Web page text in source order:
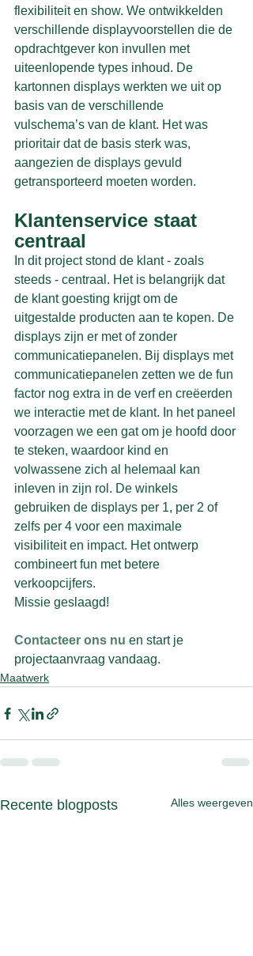
flexibiliteit en show. We ontwikkelden
verschillende displayvoorstellen die de
opdrachtgever kon invullen met
uiteenlopende types inhoud. De
kartonnen displays werkten we uit op
basis van de verschillende
vulschema’s van de klant. Het was
prioritair dat de basis sterk was,
aangezien de displays gevuld
getransporteerd moeten worden.
Klantenservice staat
centraal
In dit project stond de klant - zoals
steeds - centraal. Het is belangrijk dat
de klant goesting krijgt om de
uitgestalde producten aan te kopen. De
displays zijn er met of zonder
communicatiepanelen. Bij displays met
communicatiepanelen zetten we de fun
factor nog extra in de verf en creëerden
we interactie met de klant. In het paneel
voorzagen we een gat om je hoofd door
te steken, waardoor kind en
volwassene zich al helemaal kan
inleven in zijn rol. De winkels
gebruiken de displays per 1, per 2 of
zelfs per 4 voor een maximale
visibiliteit en impact. Het ontwerp
combineert fun met betere
verkoopcijfers.
Missie geslaagd!
Contacteer ons nu en start je
projectaanvraag vandaag.
Maatwerk
Recente blogposts Alles weergeven